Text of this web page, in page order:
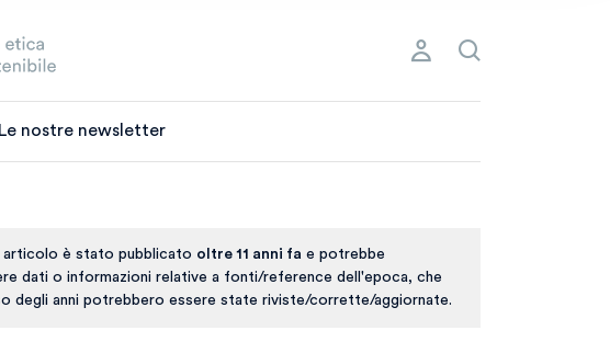
Le nostre newsletter
è stato pubblicato oltre 11 anni fa e potrebbe
dati o informazioni relative a fonti/reference dell'epoca, che
degli anni potrebbero essere state riviste/corrette/aggiornate.